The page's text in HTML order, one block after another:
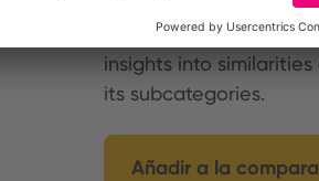
Compare the
insights into
its subcategories.
Añadir a la